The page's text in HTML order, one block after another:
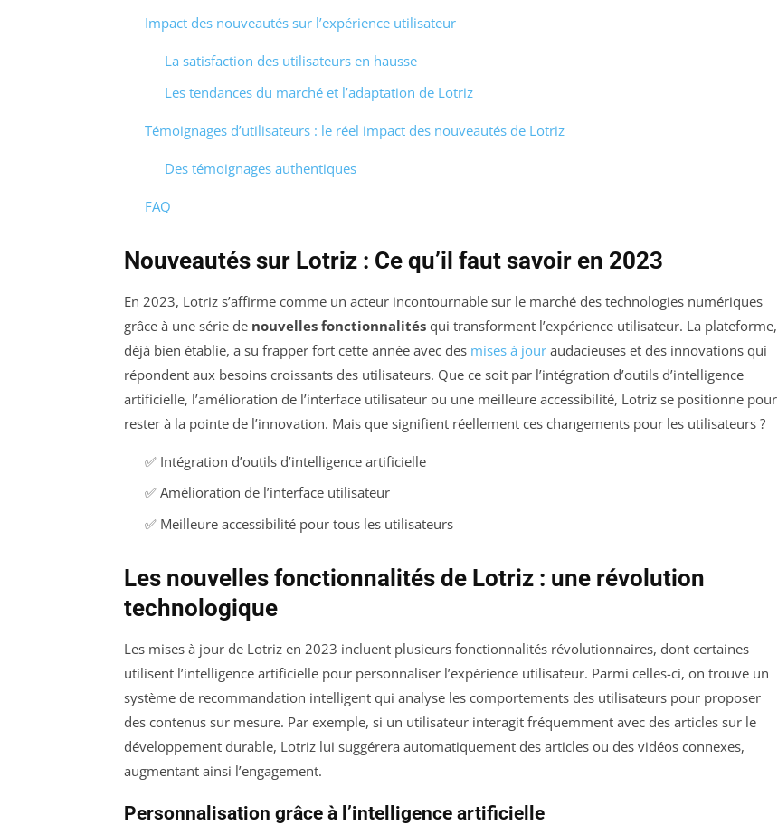
Impact des nouveautés sur l’expérience utilisateur
La satisfaction des utilisateurs en hausse
Les tendances du marché et l’adaptation de Lotriz
Témoignages d’utilisateurs : le réel impact des nouveautés de Lotriz
Des témoignages authentiques
FAQ
Nouveautés sur Lotriz : Ce qu’il faut savoir en 2023
En 2023, Lotriz s’affirme comme un acteur incontournable sur le marché des technologies numériques
grâce à une série de nouvelles fonctionnalités qui transforment l’expérience utilisateur. La plateforme,
déjà bien établie, a su frapper fort cette année avec des mises à jour audacieuses et des innovations qui
répondent aux besoins croissants des utilisateurs. Que ce soit par l’intégration d’outils d’intelligence
artificielle, l’amélioration de l’interface utilisateur ou une meilleure accessibilité, Lotriz se positionne pour
rester à la pointe de l’innovation. Mais que signifient réellement ces changements pour les utilisateurs ?
✅ Intégration d’outils d’intelligence artificielle
✅ Amélioration de l’interface utilisateur
✅ Meilleure accessibilité pour tous les utilisateurs
Les nouvelles fonctionnalités de Lotriz : une révolution
technologique
Les mises à jour de Lotriz en 2023 incluent plusieurs fonctionnalités révolutionnaires, dont certaines
utilisent l’intelligence artificielle pour personnaliser l’expérience utilisateur. Parmi celles-ci, on trouve un
système de recommandation intelligent qui analyse les comportements des utilisateurs pour proposer
des contenus sur mesure. Par exemple, si un utilisateur interagit fréquemment avec des articles sur le
développement durable, Lotriz lui suggérera automatiquement des articles ou des vidéos connexes,
augmentant ainsi l’engagement.
Personnalisation grâce à l’intelligence artificielle